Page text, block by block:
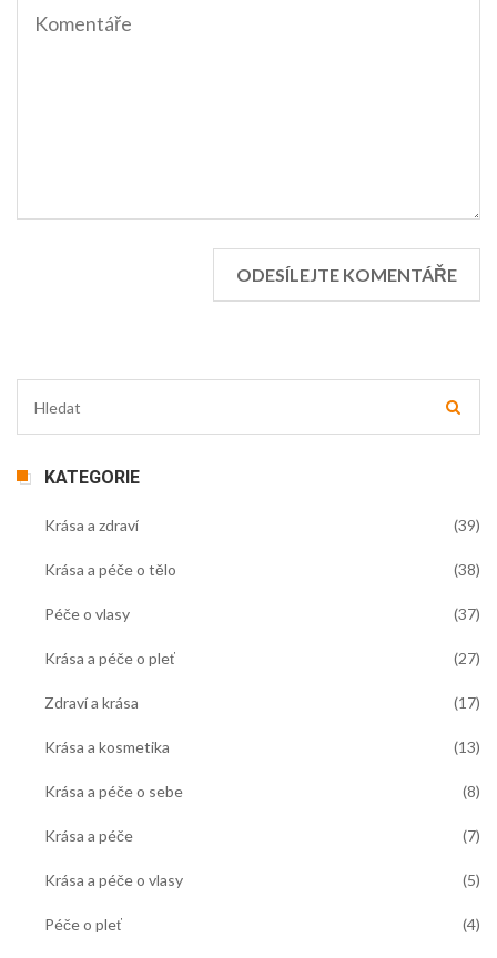
KATEGORIE
Krása a zdraví (39)
Krása a péče o tělo (38)
Péče o vlasy (37)
Krása a péče o pleť (27)
Zdraví a krása (17)
Krása a kosmetika (13)
Krása a péče o sebe (8)
Krása a péče (7)
Krása a péče o vlasy (5)
Péče o pleť (4)